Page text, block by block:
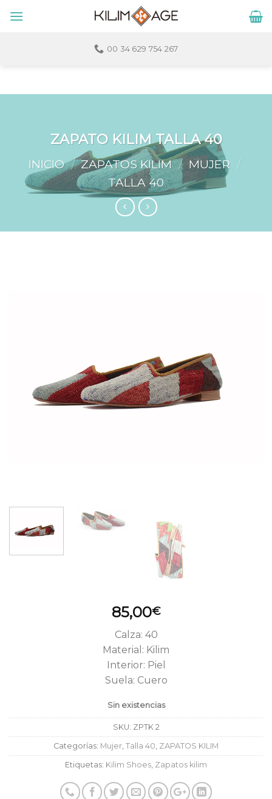
00 34 629 754 267
ZAPATO KILIM TALLA 40
INICIO / ZAPATOS KILIM / MUJER /
TALLA 40
85,00€
Calza: 40
Material: Kilim
Interior: Piel
Suela: Cuero
Sin existencias
SKU: ZPTK 2
Categorías: Mujer, Talla 40, ZAPATOS KILIM
Etiquetas: Kilim Shoes, Zapatos kilim